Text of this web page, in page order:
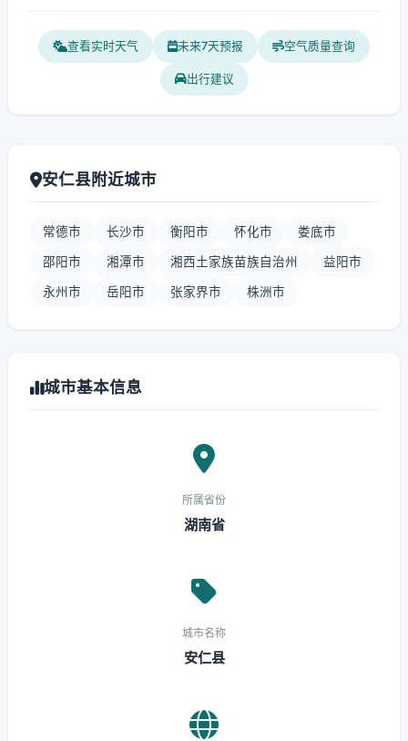
查看实时天气 未来7天预报 空气质量查询
出行建议
安仁县附近城市
常德市 长沙市 衡阳市 怀化市 娄底市
邵阳市 湘潭市 湘西土家族苗族自治州 益阳市
永州市 岳阳市 张家界市 株洲市
城市基本信息
所属省份
湖南省
城市名称
安仁县